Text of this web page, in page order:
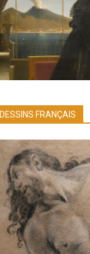
DESSINS FRANÇAIS